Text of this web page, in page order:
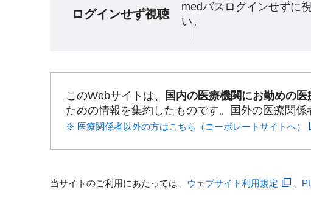
ログインせず視聴
medパスログインせずに
い。
このWebサイトは、 国内の医療機関にお勤めの
ための情報を集約したものです。国外の医療関
※ 医療関係者以外の方はこちら（コーポレートサイトへ）
当サイトのご利用にあたっては、 ウェブサイト利用規定